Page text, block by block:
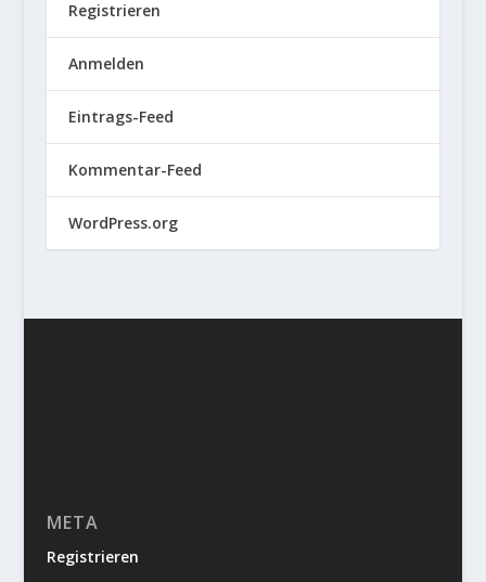
Registrieren
Anmelden
Eintrags-Feed
Kommentar-Feed
WordPress.org
META
Registrieren